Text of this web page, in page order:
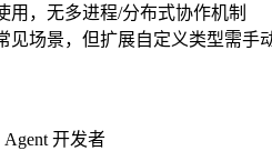
用，无多进程/分布式协作机制
见场景，但扩展自定义类型需手
Agent 开发者